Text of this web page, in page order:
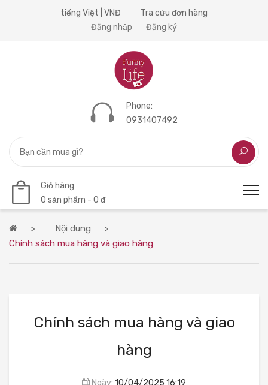
tiếng Việt | VNĐ
Tra cứu đơn hàng
Đăng nhập
Đăng ký
Phone:
0931407492
Giỏ hàng
0 sản phẩm - 0 đ
Nội dung
Chính sách mua hàng và giao hàng
Chính sách mua hàng và giao
hàng
Ngày: 10/04/2025 16:19